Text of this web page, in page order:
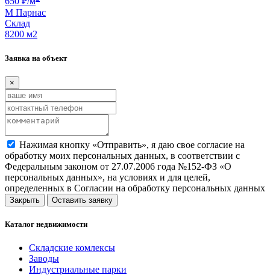
М Парнас
Склад
8200 м2
Заявка на объект
×
Нажимая кнопку «Отправить», я даю свое согласие на
обработку моих персональных данных, в соответствии с
Федеральным законом от 27.07.2006 года №152-ФЗ «О
персональных данных», на условиях и для целей,
определенных в Согласии на обработку персональных данных
Закрыть Оставить заявку
Каталог недвижимости
Складские комлексы
Заводы
Индустриальные парки